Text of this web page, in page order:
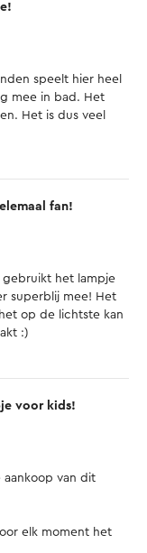
mee in bad. Het
Het is dus veel
fan!
superblij mee! Het
op de lichtste kan
:)
voor kids!
elk moment het